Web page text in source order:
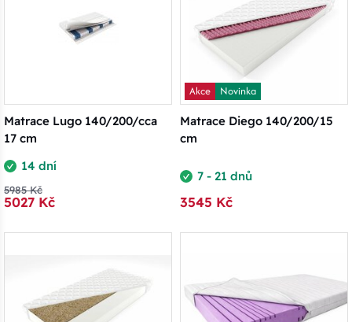
Matrace Lugo 140/200/cca
17 cm
14 dní
5985 Kč
5027 Kč
Akce
Novinka
Matrace Diego 140/200/15
cm
7 - 21 dnů
3545 Kč